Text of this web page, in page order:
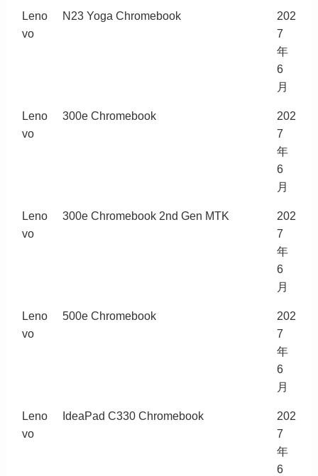
Leno
vo
N23 Yoga Chromebook
202
7
年
6
月
Leno
vo
300e Chromebook
202
7
年
6
月
Leno
vo
300e Chromebook 2nd Gen MTK
202
7
年
6
月
Leno
vo
500e Chromebook
202
7
年
6
月
Leno
vo
IdeaPad C330 Chromebook
202
7
年
6